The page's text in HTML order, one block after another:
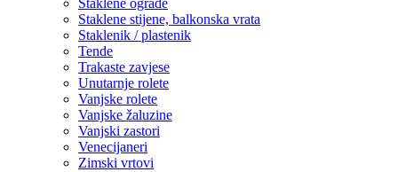
Staklene ograde
Staklene stijene, balkonska vrata
Staklenik / plastenik
Tende
Trakaste zavjese
Unutarnje rolete
Vanjske rolete
Vanjske žaluzine
Vanjski zastori
Venecijaneri
Zimski vrtovi